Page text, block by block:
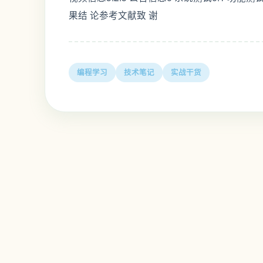
果结 论参考文献致 谢
编程学习 技术笔记 实战干货